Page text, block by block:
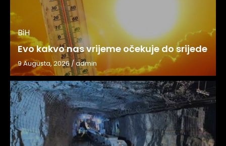
BiH
Evo kakvo nas vrijeme očekuje do srijede
9 Augusta, 2026/admin